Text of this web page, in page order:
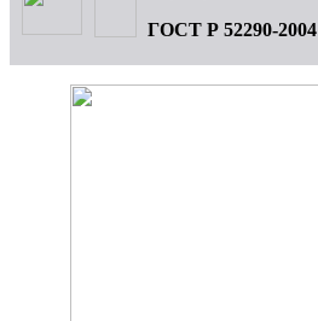
ГОСТ Р 52290-2004